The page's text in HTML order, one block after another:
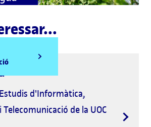
d'Informàtica,
de la UOC